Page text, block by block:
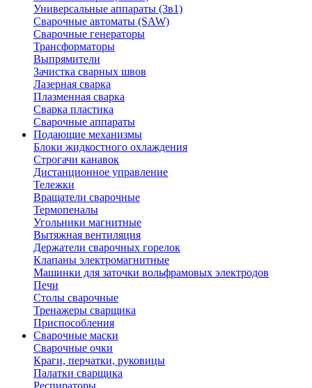
Универсальные аппараты (3в1)
Сварочные автоматы (SAW)
Сварочные генераторы
Трансформаторы
Выпрямители
Зачистка сварных швов
Лазерная сварка
Плазменная сварка
Сварка пластика
Сварочные аппараты
Подающие механизмы
Блоки жидкостного охлаждения
Строгачи канавок
Дистанционное управление
Тележки
Вращатели сварочные
Термопеналы
Угольники магнитные
Вытяжная вентиляция
Держатели сварочных горелок
Клапаны электромагнитные
Машинки для заточки вольфрамовых электродов
Печи
Столы сварочные
Тренажеры сварщика
Приспособления
Сварочные маски
Сварочные очки
Краги, перчатки, руковицы
Палатки сварщика
Респираторы